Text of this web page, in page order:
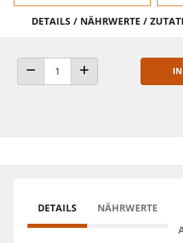
DETAILS / NÄHRWERTE /
ANZAHL VERRINGERNANZAHL ERHÖHEN
DETAILS NÄHRWERTE